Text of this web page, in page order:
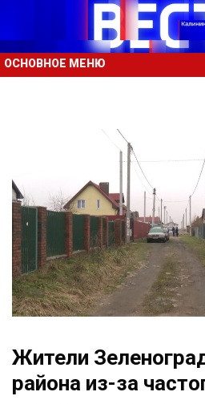
ОСНОВНОЕ МЕНЮ
Жители
района из-за